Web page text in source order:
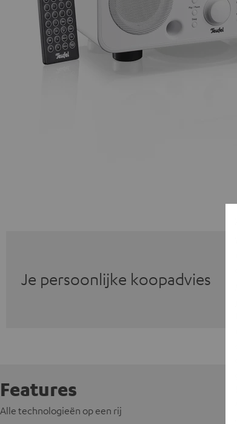
Je persoonlijke koopadvies
Features
Alle technologieën op een rij